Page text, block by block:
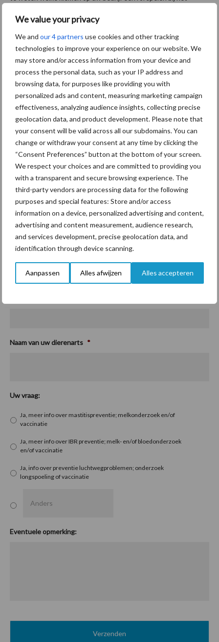
We value your privacy
We and our 4 partners use cookies and other tracking
technologies to improve your experience on our website. We
may store and/or access information from your device and
process the personal data, such as your IP address and
browsing data, for purposes like providing you with
personalized ads and content, measuring marketing campaign
effectiveness, analyzing audience insights, collecting precise
geolocation data, and product development. Please note that
your consent will be valid across all our subdomains. You can
change or withdraw your consent at any time by clicking the
“Consent Preferences” button at the bottom of your screen.
We respect your choices and are committed to providing you
with a transparent and secure browsing experience. The
third-party vendors are processing data for the following
purposes and special features: Store and/or access
information on a device, personalized advertising and content,
advertising and content measurement, audience research,
and services development, precise geolocation data, and
identification through device scanning.
Aanpassen Alles afwijzen Alles accepteren
adviseren over de te nemen management maatregelen om de
uiergezondheid op uw bedrijf te verbeteren. Vaccinatie met
STARTVAC® zorgt ervoor dat de weerstand van uw koeien
tegenE. colienKlebsiella mastitis wordt verhoogd. Daarnaast is
STARTVAC® werkzaam tegenStaphylococcus aureusen biofilm
vormende CNS-en. Vaccinatie past in een totaal aanpak waarin
alle risicofactoren die een rol spelen bij de uiergezondheid dienen
te worden aangepakt.
Wilt u meer informatie ontvangen over preventie en vaccineren
in de strijd tegen mastitis? Neem dan contact op middels het
Hipra contact formulier.
Contactformulier Hipra
Bedrijfsnaam *
Naam van uw dierenarts *
Uw vraag:
Ja, meer info over mastitispreventie; melkonderzoek en/of
vaccinatie
Ja, meer info over IBR preventie; melk- en/of bloedonderzoek
en/of vaccinatie
Ja, info over preventie luchtwegproblemen; onderzoek
longspoeling of vaccinatie
Eventuele opmerking: